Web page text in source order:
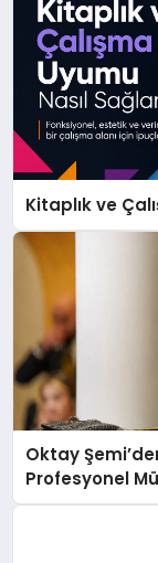
Kitaplık ve
Oktay
Profesyonel